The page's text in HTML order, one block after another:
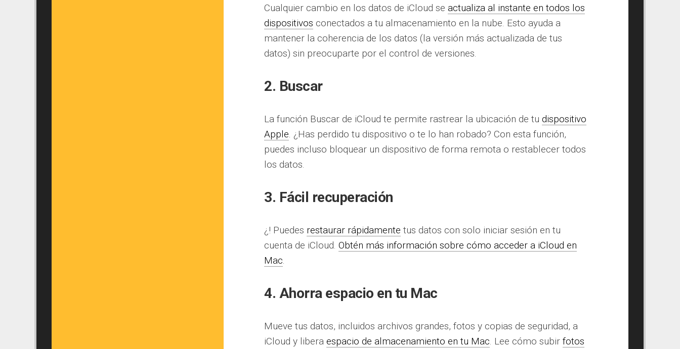
Cualquier cambio en los datos de iCloud se actualiza al instante en todos los
dispositivos conectados a tu almacenamiento en la nube. Esto ayuda a
mantener la coherencia de los datos (la versión más actualizada de tus
datos) sin preocuparte por el control de versiones.
2. Buscar
La función Buscar de iCloud te permite rastrear la ubicación de tu dispositivo
Apple. ¿Has perdido tu dispositivo o te lo han robado? Con esta función,
puedes incluso bloquear un dispositivo de forma remota o restablecer todos
los datos.
3. Fácil recuperación
¿! Puedes restaurar rápidamente tus datos con solo iniciar sesión en tu
cuenta de iCloud. Obtén más información sobre cómo acceder a iCloud en
Mac.
4. Ahorra espacio en tu Mac
Mueve tus datos, incluidos archivos grandes, fotos y copias de seguridad, a
iCloud y libera espacio de almacenamiento en tu Mac. Lee cómo subir fotos